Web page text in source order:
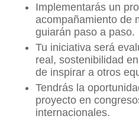
Implementarás un
acompañamiento de
guiarán paso a paso.
Tu iniciativa será
real, sostenibilidad
de inspirar a otros
Tendrás la
proyecto en
internacionales.